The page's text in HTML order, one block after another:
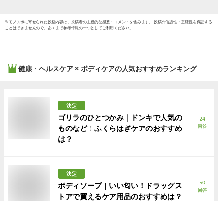
※モノスポに寄せられた投稿内容は、投稿者の主観的な感想・コメントを含みます。 投稿の信憑性・正確性を保証する
ことはできませんので、あくまで参考情報の一つとしてご利用ください。
健康・ヘルスケア × ボディケアの人気おすすめランキング
決定
ゴリラのひとつかみ｜ドンキで人気の
ものなど！ふくらはぎケアのおすすめ
は？
24
回答
決定
ボディソープ｜いい匂い！ドラッグス
トアで買えるケア用品のおすすめは？
50
回答